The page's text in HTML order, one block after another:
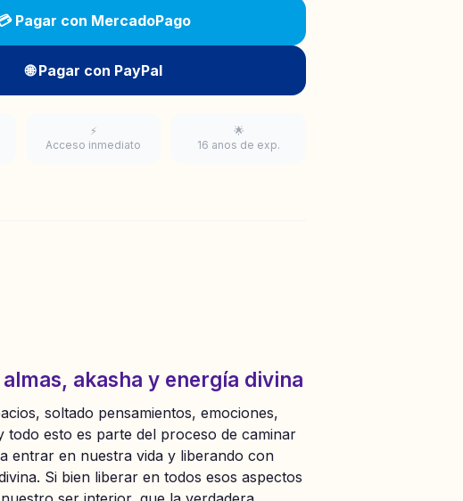
Pagar con MercadoPago
🌐 Pagar con PayPal
⚡
Acceso inmediato
🌟
16 anos de exp.
akasha y energía divina
soltado pensamientos, emociones,
esto es parte del proceso de caminar
entrar en nuestra vida y liberando con
Si bien liberar en todos esos aspectos